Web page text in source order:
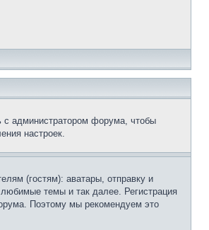
с администратором форума, чтобы
настроек.
(гостям): аватары, отправку и
темы и так далее. Регистрация
Поэтому мы рекомендуем это